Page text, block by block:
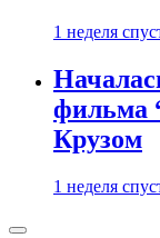
1 неделя
фильма
Крузом
1 неделя